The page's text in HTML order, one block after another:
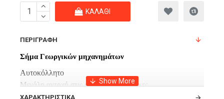
ΚΑΛΆΘΙ
ΠΕΡΙΓΡΑΦΉ
Σήμα Γεωργικών μηχανημάτων
Αυτοκόλλητο
Μεγάλη αντοχή στις εξωτερικές συνθήκες.
ΧΑΡΑΚΤΗΡΙΣΤΙΚΆ